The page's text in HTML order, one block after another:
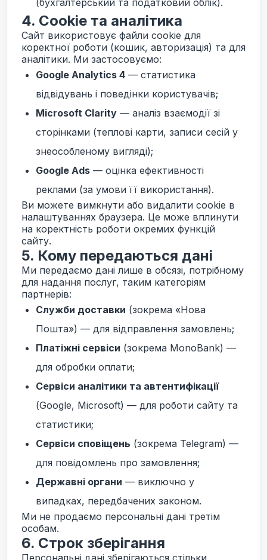
(бухгалтерський та податковий облік).
4. Cookie та аналітика
Сайт використовує файли cookie для
коректної роботи (кошик, авторизація) та для
аналітики. Ми застосовуємо:
Google Analytics 4 — статистика
відвідувань і поведінки користувачів;
Microsoft Clarity — аналіз взаємодії зі
сторінками (теплові карти, записи сесій у
знеособленому вигляді);
Google Ads — оцінка ефективності
реклами (за умови її використання).
Ви можете вимкнути або видалити cookie в
налаштуваннях браузера. Це може вплинути
на коректність роботи окремих функцій
сайту.
5. Кому передаються дані
Ми передаємо дані лише в обсязі, потрібному
для надання послуг, таким категоріям
партнерів:
Служби доставки (зокрема «Нова
Пошта») — для відправлення замовлень;
Платіжні сервіси (зокрема MonoBank) —
для обробки оплати;
Сервіси аналітики та автентифікації
(Google, Microsoft) — для роботи сайту та
статистики;
Сервіси сповіщень (зокрема Telegram) —
для повідомлень про замовлення;
Державні органи — виключно у
випадках, передбачених законом.
Ми не продаємо персональні дані третім
особам.
6. Строк зберігання
Персональні дані зберігаються стільки,